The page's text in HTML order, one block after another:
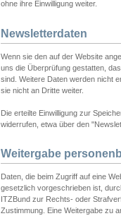
ohne ihre Einwilligung weiter.
Newsletterdaten
Wenn sie den auf der Website
uns die Überprüfung gestatten,
sind. Weitere Daten werden nicht
sie nicht an Dritte weiter.
Die erteilte Einwilligung zur
widerrufen, etwa über den
Weitergabe
Daten, die beim Zugriff auf eine
gesetzlich vorgeschrieben ist,
ITZBund zur Rechts- oder
Zustimmung. Eine Weitergabe zu